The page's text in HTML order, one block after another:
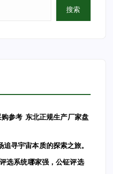
搜索
参考 东北正规生产厂家盘
追寻宇宙本质的探索之旅。
选系统哪家强，公钲评选